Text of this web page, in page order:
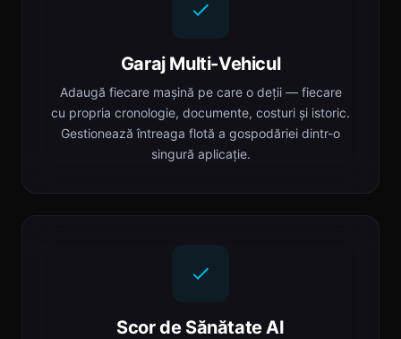
Garaj Multi-Vehicul
Adaugă fiecare mașină pe care o deții — fiecare
cu propria cronologie, documente, costuri și istoric.
Gestionează întreaga flotă a gospodăriei dintr-o
singură aplicație.
Scor de Sănătate AI